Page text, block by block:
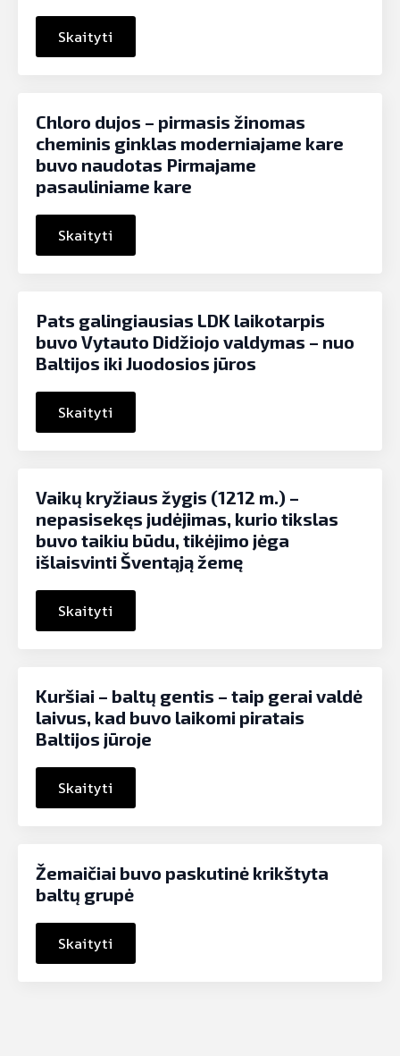
Skaityti
Chloro dujos – pirmasis žinomas
cheminis ginklas moderniajame kare
buvo naudotas Pirmajame
pasauliniame kare
Skaityti
Pats galingiausias LDK laikotarpis
buvo Vytauto Didžiojo valdymas – nuo
Baltijos iki Juodosios jūros
Skaityti
Vaikų kryžiaus žygis (1212 m.) –
nepasisekęs judėjimas, kurio tikslas
buvo taikiu būdu, tikėjimo jėga
išlaisvinti Šventąją žemę
Skaityti
Kuršiai – baltų gentis – taip gerai valdė
laivus, kad buvo laikomi piratais
Baltijos jūroje
Skaityti
Žemaičiai buvo paskutinė krikštyta
baltų grupė
Skaityti